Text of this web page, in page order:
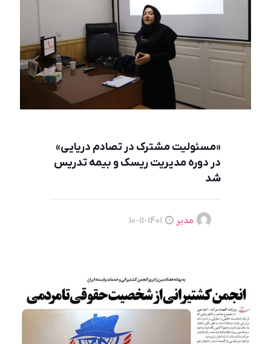
«مسئوليت مشترك در تصادم دریایی»
در دوره مدیریت ریسک و بیمه تدریس
شد
مدیر 1401-11-10